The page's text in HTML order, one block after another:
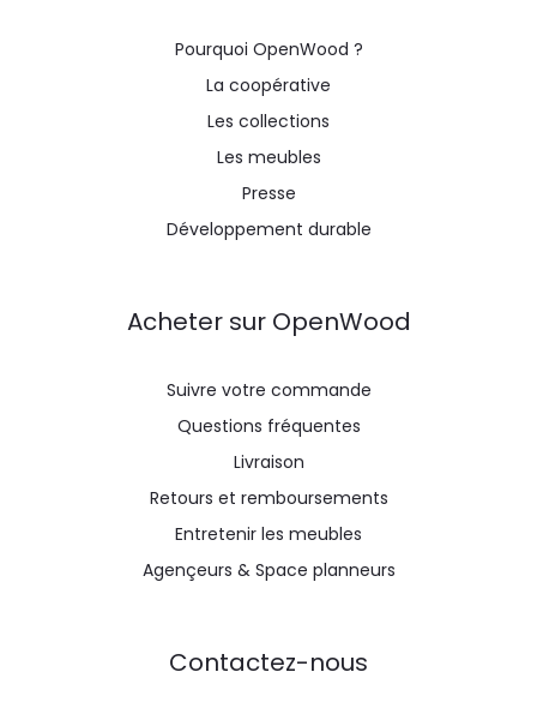
Pourquoi OpenWood ?
La coopérative
Les collections
Les meubles
Presse
Développement durable
Acheter sur OpenWood
Suivre votre commande
Questions fréquentes
Livraison
Retours et remboursements
Entretenir les meubles
Agençeurs & Space planneurs
Contactez-nous